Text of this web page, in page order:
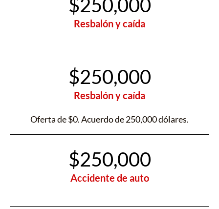
$250,000
Resbalón y caída
$250,000
Resbalón y caída
Oferta de $0. Acuerdo de 250,000 dólares.
$250,000
Accidente de auto